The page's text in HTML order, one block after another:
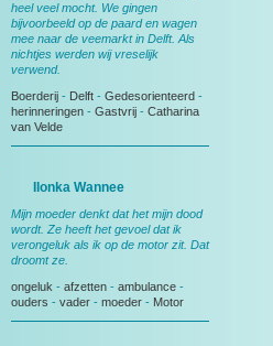
heel veel mocht. We gingen
bijvoorbeeld op de paard en wagen
mee naar de veemarkt in Delft. Als
nichtjes werden wij vreselijk
verwend.
Boerderij - Delft - Gedesorienteerd -
herinneringen - Gastvrij - Catharina
van Velde
Ilonka Wannee
Mijn moeder denkt dat het mijn dood
wordt. Ze heeft het gevoel dat ik
verongeluk als ik op de motor zit. Dat
droomt ze.
ongeluk - afzetten - ambulance -
ouders - vader - moeder - Motor